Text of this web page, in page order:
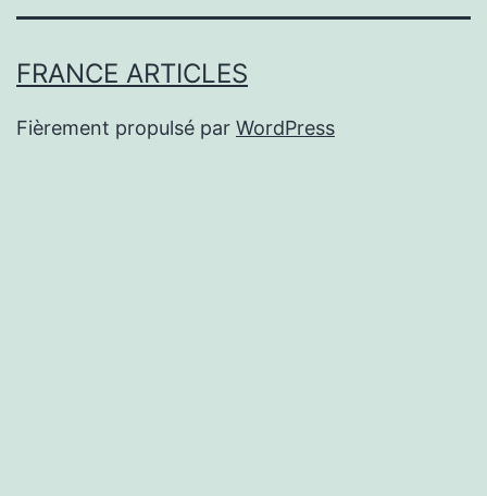
FRANCE ARTICLES
Fièrement propulsé par WordPress